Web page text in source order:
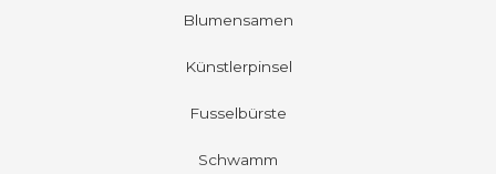
Blumensamen
Künstlerpinsel
Fusselbürste
Schwamm